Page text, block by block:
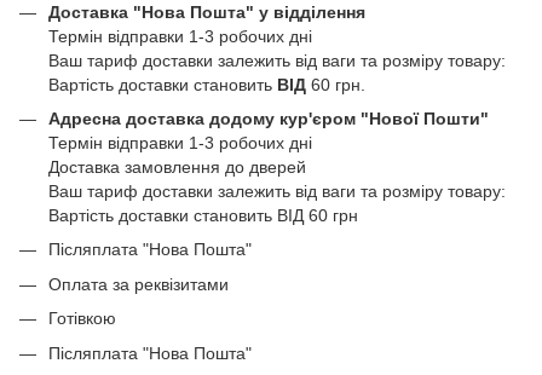
Доставка "Нова Пошта" у відділення
Термін відправки 1-3 робочих дні
Ваш тариф доставки залежить від ваги та розміру товару:
Вартість доставки становить ВІД 60 грн.
Адресна доставка додому кур'єром "Нової Пошти"
Термін відправки 1-3 робочих дні
Доставка замовлення до дверей
Ваш тариф доставки залежить від ваги та розміру товару:
Вартість доставки становить ВІД 60 грн
Післяплата "Нова Пошта"
Оплата за реквізитами
Готівкою
Післяплата "Нова Пошта"